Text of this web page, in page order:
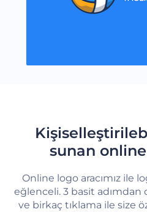
sunan
Online logo aracımız ile
eğlenceli. 3 basit
ve birkaç tıklama ile size